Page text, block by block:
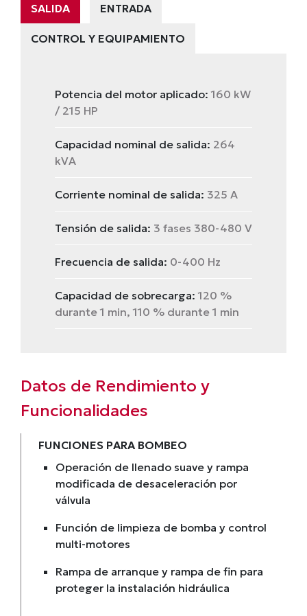
SALIDA ENTRADA
CONTROL Y EQUIPAMIENTO
Potencia del motor aplicado: 160 kW
/ 215 HP
Capacidad nominal de salida: 264
kVA
Corriente nominal de salida: 325 A
Tensión de salida: 3 fases 380-480 V
Frecuencia de salida: 0-400 Hz
Capacidad de sobrecarga: 120 %
durante 1 min, 110 % durante 1 min
Datos de Rendimiento y
Funcionalidades
FUNCIONES PARA BOMBEO
Operación de llenado suave y rampa
modificada de desaceleración por
válvula
Función de limpieza de bomba y control
multi-motores
Rampa de arranque y rampa de fin para
proteger la instalación hidráulica